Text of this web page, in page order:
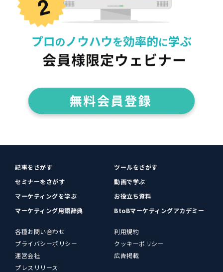
記事をさがす
ツールをさがす
セミナーをさがす
動画で学ぶ
マーケティングを学ぶ
お役立ち資料
マーケティング用語辞典
BtoBマーケティングアカデミー
各種お問い合わせ
利用規約
プライバシーポリシー
クッキーポリシー
運営会社
広告掲載
プレスリリース